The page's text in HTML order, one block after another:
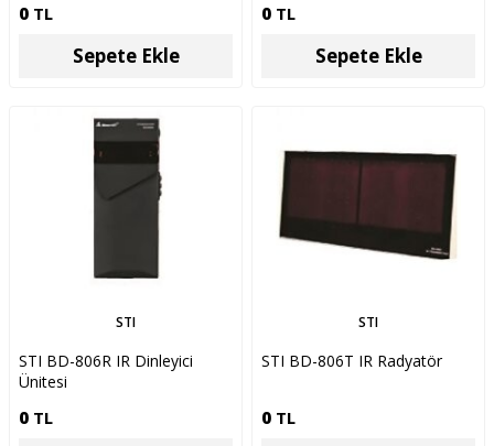
0 TL
Sepete Ekle
0 TL
Sepete Ekle
STI
STI BD-806R IR Dinleyici
Ünitesi
0 TL
STI
STI BD-806T IR Radyatör
0 TL